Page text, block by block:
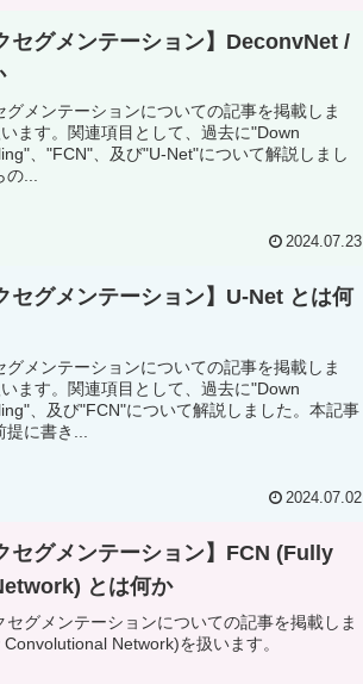
セグメンテーション】DeconvNet /
メンテーションについての記事を掲載しま
ます。関連項目として、過去に"Down
、"FCN"、及び"U-Net"について解説しまし
の...
2024.07.23
セグメンテーション】U-Net とは何
メンテーションについての記事を掲載しま
ます。関連項目として、過去に"Down
、及び"FCN"について解説しました。本記事
に書き...
2024.07.02
セグメンテーション】FCN (Fully
とは何か
グメンテーションについての記事を掲載しま
Network)を扱います。